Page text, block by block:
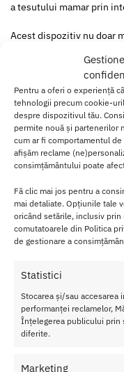
Pentru a oferi o experiență
tehnologii precum cookie-
despre dispozitivul tău.
permite nouă și partenerilor
cum ar fi comportamentul
afișăm reclame
consimțământului poate
Fă clic mai jos pentru a
mai detaliate. Opțiunile tale
oricând setările, inclusiv
comutatoarele din Politica
de gestionare a
Statistici
Stocarea și/sau accesarea
performanței reclamelor,
Înțelegerea publicului prin
diferite.
Marketing
a tesutului mamar prin
Acest dispozitiv nu doar
In cazul femeilor ce au
pompa stimuleaza
treptat.
Doar atasati cele doua
pompitei, realizati o
expansiunea celulelor
Folositi Pompa Marire
sanii dumneavoastra vor
duce la marirea
Aceasta pompa de la
rezultate.
Caracteris
tici Pompa
Marire
Breast